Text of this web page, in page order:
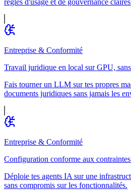
Entreprise & Conformité
Travail juridique en local sur GPU,
Fais tourner un LLM sur tes propres
documents juridiques sans jamais les
Entreprise & Conformité
Configuration conforme aux
Déploie tes agents IA sur une
sans compromis sur les fonctionnalités.